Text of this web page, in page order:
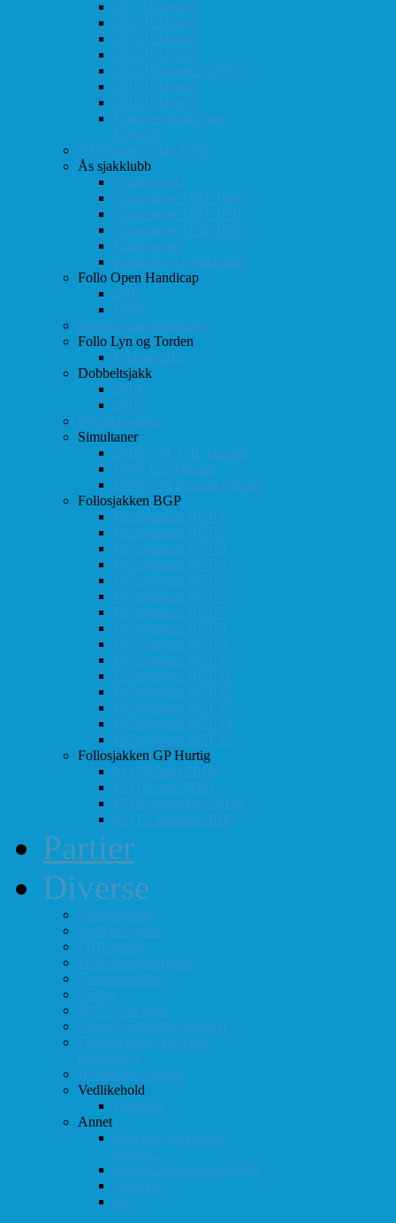
2011 (Eidsvoll)
2012 (Eidsvoll)
2013 (Eidsvoll)
2014 (Eidsvoll)
2014 (Rokaden/NSSF)
2015 (Eidsvoll)
2016 (Eidsvoll)
Kamp-statistikk mot
Eidsvoll
NM-finale for lag 1998
Ås sjakklubb
Totaloversikt
Turneringer 1981-1986
Turneringer 1987-1991
Turneringer 1992-1996
Klubbaviser
Partier fra Ås sjakklubb
Follo Open Handicap
2001
1999
Klubbavisen Sjakkalen
Follo Lyn og Torden
Februar 2013
Dobbeltsjakk
2014
2015
Østlandsserien
Simultaner
2016: GM T. R. Hansen
1999: Leif Øgaard
1996: GM Predrag Nikolic
Follosjakken BGP
Follosjakken BGP 1
Follosjakken BGP 2
Follosjakken BGP 3
Follosjakken BGP 4
Follosjakken BGP 5
Follosjakken BGP 6
Follosjakken BGP 7
Follosjakken BGP 8
Follosjakken BGP 9
Follosjakken BGP 10
Follosjakken BGP 11
Follosjakken BGP 12
Follosjakken BGP 13
Follosjakken BGP 14
Follosjakken BGP 15
Follosjakken GP Hurtig
#1 (24. mars 2018)
#2 (19. mai 2018)
#3 (8. september 2018)
#4 (13. oktober 2018)
Partier
Diverse
Støtteordning
Sjakkrating.no
FIDE-rating
Follo-kombinasjoner
Grasrotandelen
Linker
DVD-er til utlån
Virtuell sjakklubb (lichess)
Førsteplasser i eksterne
turneringer
Hedersbevisninger
Vedlikehold
Logg inn
Annet
Ikke helt som andre
muséer...
Intervju klubbmester 2013
Skjemaer
test